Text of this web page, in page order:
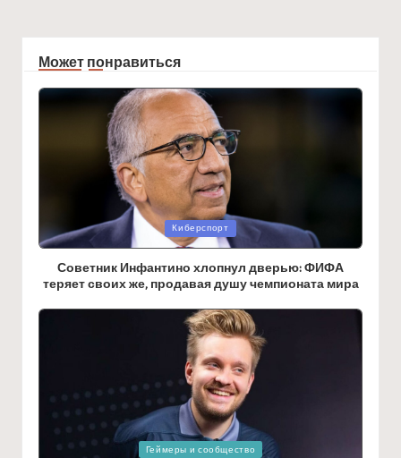
Может понравиться
Posted
in
Киберспорт
Советник Инфантино хлопнул дверью: ФИФА
теряет своих же, продавая душу чемпионата мира
Posted
Геймеры и сообщество